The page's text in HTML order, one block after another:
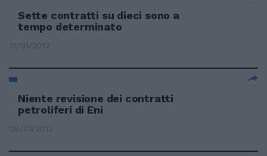
Sette contratti su dieci sono a
tempo determinato
31/01/2012
Niente revisione dei contratti
petroliferi di Eni
08/01/2012